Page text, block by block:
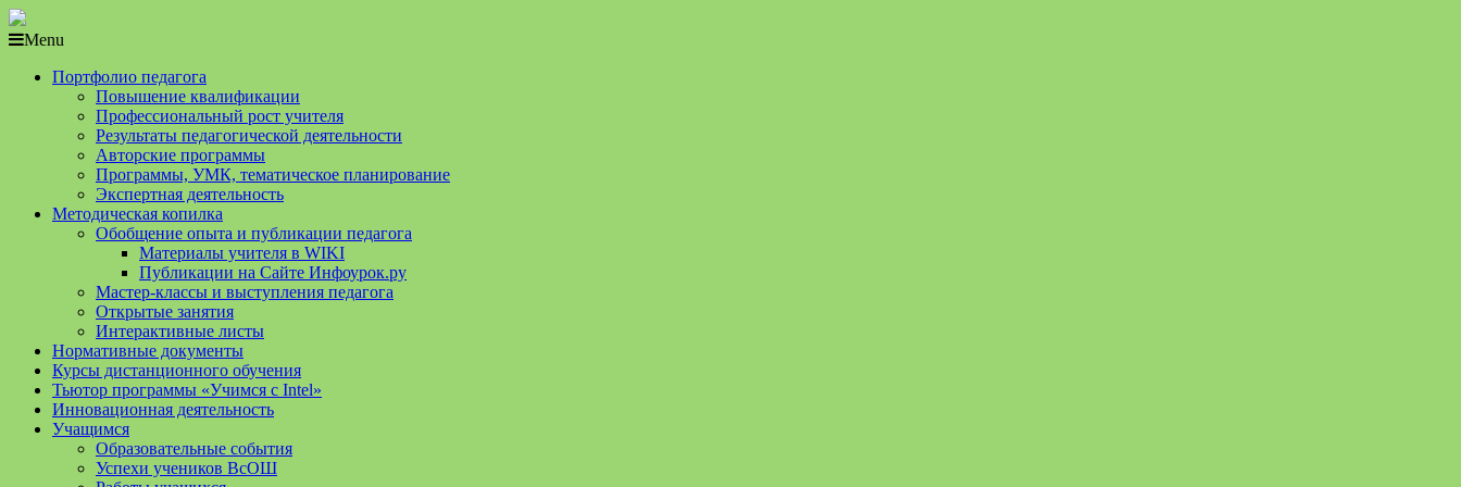
Menu
Портфолио педагога
Повышение квалификации
Профессиональный рост учителя
Результаты педагогической деятельности
Авторские программы
Программы, УМК, тематическое планирование
Экспертная деятельность
Методическая копилка
Обобщение опыта и публикации педагога
Материалы учителя в WIKI
Публикации на Сайте Инфоурок.ру
Мастер-классы и выступления педагога
Открытые занятия
Интерактивные листы
Нормативные документы
Курсы дистанционного обучения
Тьютор программы «Учимся с Intel»
Инновационная деятельность
Учащимся
Образовательные события
Успехи учеников ВсОШ